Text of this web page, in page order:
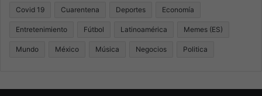
Covid 19 Cuarentena Deportes Economía
Entretenimiento Fútbol Latinoamérica Memes (ES)
Mundo México Música Negocios Politica